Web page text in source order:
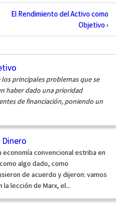
El Rendimiento del Activo como
Objetivo ›
principales problemas que se
haber dado una prioridad
de financiación, poniendo un
convencional estriba en
algo dado, como
de acuerdo y dijeron: vamos
lección de Marx, el...